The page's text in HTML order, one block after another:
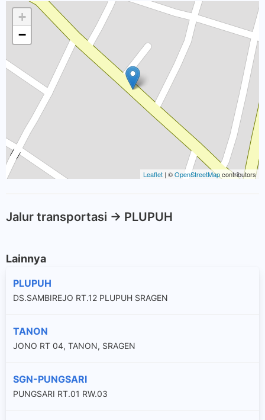
+
−
Leaflet | ©OpenStreetMapcontributors
Jalur transportasi -> PLUPUH
Lainnya
PLUPUH
DS.SAMBIREJO RT.12 PLUPUH SRAGEN
TANON
JONO RT 04, TANON, SRAGEN
SGN-PUNGSARI
PUNGSARI RT.01 RW.03